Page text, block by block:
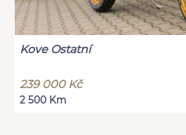
Kove Ostatní
239 000 Kč
2 500 Km